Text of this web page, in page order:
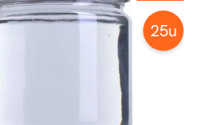
25u